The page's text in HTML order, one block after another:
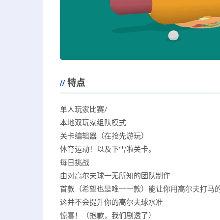
特点
单人玩家比赛/
本地双玩家组队模式
关卡编辑器（在抢先游玩）
体育运动！以及下雪啦关卡。
每日挑战
由对高尔夫球一无所知的团队制作
首款（希望也是唯一一款）能让你用高尔夫打马
这并不会提升你的高尔夫球水准
惊喜！（抱歉，我们剧透了）